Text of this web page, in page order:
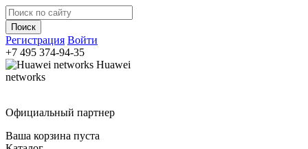
Регистрация Войти
+7 495 374-94-35
Huawei
networks
Официальный партнер
Ваша корзина пуста